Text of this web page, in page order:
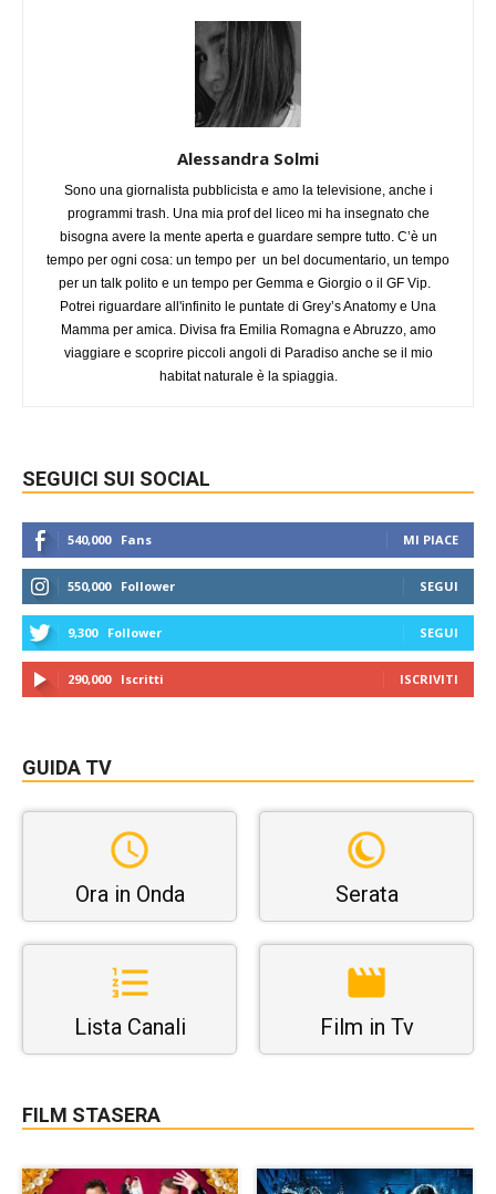
Alessandra Solmi
Sono una giornalista pubblicista e amo la televisione, anche i
programmi trash. Una mia prof del liceo mi ha insegnato che
bisogna avere la mente aperta e guardare sempre tutto. C’è un
tempo per ogni cosa: un tempo per un bel documentario, un tempo
per un talk polito e un tempo per Gemma e Giorgio o il GF Vip.
Potrei riguardare all'infinito le puntate di Grey’s Anatomy e Una
Mamma per amica. Divisa fra Emilia Romagna e Abruzzo, amo
viaggiare e scoprire piccoli angoli di Paradiso anche se il mio
habitat naturale è la spiaggia.
SEGUICI SUI SOCIAL
540,000 Fans MI PIACE
550,000 Follower SEGUI
9,300 Follower SEGUI
290,000 Iscritti ISCRIVITI
GUIDA TV
Ora in Onda Serata
Lista Canali Film in Tv
FILM STASERA